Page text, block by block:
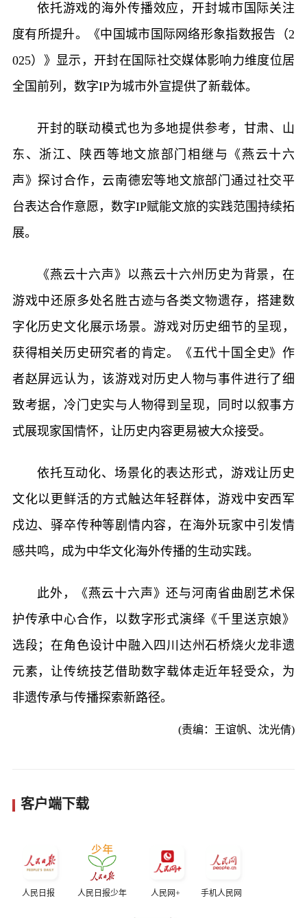
依托游戏的海外传播效应，开封城市国际关注
度有所提升。《中国城市国际网络形象指数报告（2
025）》显示，开封在国际社交媒体影响力维度位居
全国前列，数字IP为城市外宣提供了新载体。
开封的联动模式也为多地提供参考，甘肃、山
东、浙江、陕西等地文旅部门相继与《燕云十六
声》探讨合作，云南德宏等地文旅部门通过社交平
台表达合作意愿，数字IP赋能文旅的实践范围持续拓
展。
《燕云十六声》以燕云十六州历史为背景，在
游戏中还原多处名胜古迹与各类文物遗存，搭建数
字化历史文化展示场景。游戏对历史细节的呈现，
获得相关历史研究者的肯定。《五代十国全史》作
者赵屏远认为，该游戏对历史人物与事件进行了细
致考据，冷门史实与人物得到呈现，同时以叙事方
式展现家国情怀，让历史内容更易被大众接受。
依托互动化、场景化的表达形式，游戏让历史
文化以更鲜活的方式触达年轻群体，游戏中安西军
戍边、驿卒传种等剧情内容，在海外玩家中引发情
感共鸣，成为中华文化海外传播的生动实践。
此外，《燕云十六声》还与河南省曲剧艺术保
护传承中心合作，以数字形式演绎《千里送京娘》
选段；在角色设计中融入四川达州石桥烧火龙非遗
元素，让传统技艺借助数字载体走近年轻受众，为
非遗传承与传播探索新路径。
(责编：王谊帆、沈光倩)
客户端下载
人民日报 人民日报少年 人民网+ 手机人民网